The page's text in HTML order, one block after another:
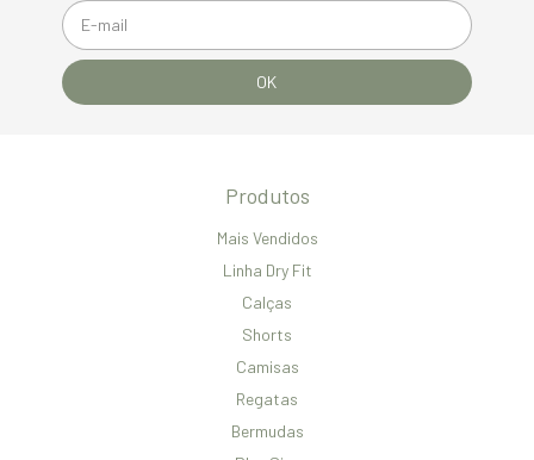
Produtos
Mais Vendidos
Linha Dry Fit
Calças
Shorts
Camisas
Regatas
Bermudas